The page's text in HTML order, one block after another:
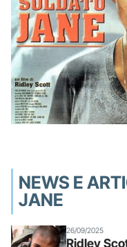
NEWS E
JANE
26/09/2025
Ridley